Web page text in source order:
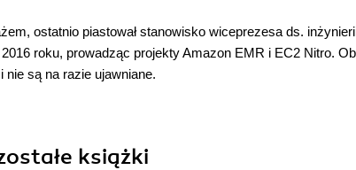
ostatnio piastował stanowisko wiceprezesa ds.
roku, prowadząc projekty Amazon EMR i EC2 Nitro.
nie są na razie ujawniane.
książki